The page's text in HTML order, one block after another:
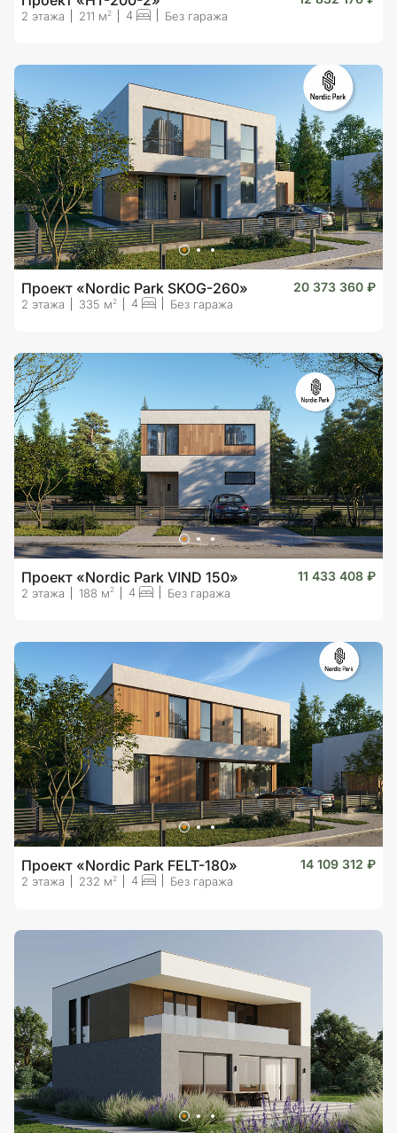
2 этажа 211 м 2 4 Без гаража
Проект «Nordic Park SKOG-260» 20 373 360 ₽
2 этажа 335 м 2 4 Без гаража
Проект «Nordic Park VIND 150» 11 433 408 ₽
2 этажа 188 м2 4 Без гаража
Проект «Nordic Park FELT-180» 14 109 312 ₽
2 этажа 232 м 2 4 Без гаража